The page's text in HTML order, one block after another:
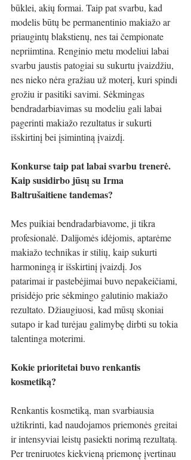
būklei, akių formai. Taip pat svarbu, kad
modelis būtų be permanentinio makiažo ar
priaugintų blakstienų, nes tai čempionate
nepriimtina. Renginio metu modeliui labai
svarbu jaustis patogiai su sukurtu įvaizdžiu,
nes nieko nėra gražiau už moterį, kuri spindi
grožiu ir pasitiki savimi. Sėkmingas
bendradarbiavimas su modeliu gali labai
pagerinti makiažo rezultatus ir sukurti
išskirtinį bei įsimintiną įvaizdį.
Konkurse taip pat labai svarbu trenerė.
Kaip susidirbo jūsų su Irma
Baltrušaitiene tandemas?
Mes puikiai bendradarbiavome, ji tikra
profesionalė. Dalijomės idėjomis, aptarėme
makiažo technikas ir stilių, kaip sukurti
harmoningą ir išskirtinį įvaizdį. Jos
patarimai ir pastebėjimai buvo nepakeičiami,
prisidėjo prie sėkmingo galutinio makiažo
rezultato. Džiaugiuosi, kad mūsų skoniai
sutapo ir kad turėjau galimybę dirbti su tokia
talentinga moterimi.
Kokie prioritetai buvo renkantis
kosmetiką?
Renkantis kosmetiką, man svarbiausia
užtikrinti, kad naudojamos priemonės greitai
ir intensyviai leistų pasiekti norimą rezultatą.
Per treniruotes kiekvieną priemonę įvertinau